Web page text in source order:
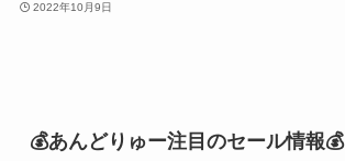
2022年10月9日
💰あんどりゅー注目のセール情報💰